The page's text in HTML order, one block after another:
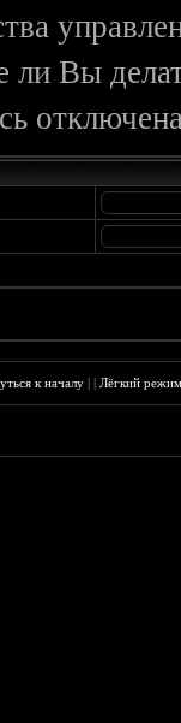
ли Вы
к началу ||Лёгкий